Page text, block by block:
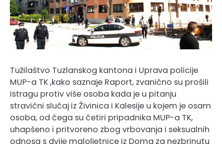
Tužilaštvo Tuzlanskog kantona i Uprava policije
MUP-a TK ,kako saznaje Raport, zvanično su prošili
istragu protiv više osoba kada je u pitanju
stravični slučaj iz Živinica i Kalesije u kojem je osam
osoba, od čega su četiri pripadnika MUP-a TK,
uhapšeno i pritvoreno zbog vrbovanja i seksualnih
odnosa s dvije maloljetnice iz Doma za nezbrinutu